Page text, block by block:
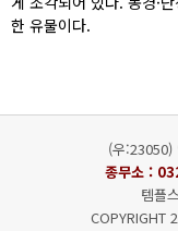
한 유물이다.
(우:23050)
종무소 :
템플
COPYRIGHT